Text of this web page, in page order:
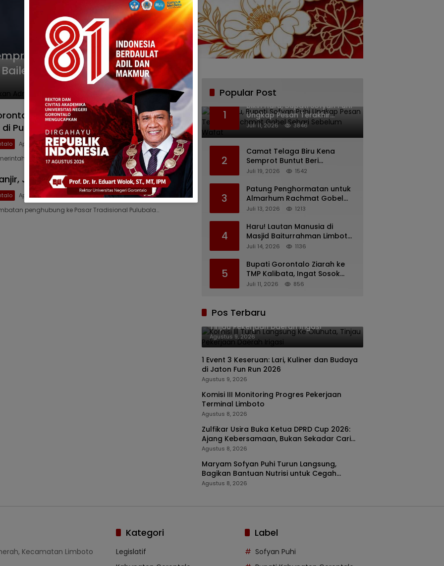
Selesaikan Administrasi
akan Bangun Jembatan
Pulubala
April 15, 2025
Kabupaten (Pemkab) Gorontalo dalam waktu…
Jembatan Pulubala Ambruk
April 14, 2025
penghubung ke Pasar Tradisional Pulubala…
Popular Post
1
Bikin Haru, Bupati Sofyan Puhi
Ungkap Pesan Terakhir
Rachmat Gobel Sehari
Juli 11, 2026 3846
2
Camat Telaga Biru Kena
Semprot Buntut Beri
Pernyataan Soal Gaji CS
Nunggak
Juli 19, 2026 1542
3
Patung Penghormatan untuk
Almarhum Rachmat Gobel
Digagas, Ini Tiga Lokasi yang
Juli 13, 2026 1213
4
Haru! Lautan Manusia di
Masjid Baiturrahman Limboto,
Kirim Doa untuk Almarhum
Juli 14, 2026 1136
5
Bupati Gorontalo Ziarah ke
TMP Kalibata, Ingat Sosok
Rachmat Gobel
Juli 11, 2026 856
Pos Terbaru
Komisi III Turun Langsung Ke Oluhuta,
Tinjau Pekerjaan Daerah Irigasi
Agustus 9, 2026
1 Event 3 Keseruan: Lari, Kuliner dan Budaya
di Jaton Fun Run 2026
Agustus 9, 2026
Komisi III Monitoring Progres Pekerjaan
Terminal Limboto
Agustus 8, 2026
Zulfikar Usira Buka Ketua DPRD Cup 2026:
Ajang Kebersamaan, Bukan Sekadar Cari
Juara
Agustus 8, 2026
Maryam Sofyan Puhi Turun Langsung,
Bagikan Bantuan Nutrisi untuk Cegah
Stunting di Tilango
Agustus 8, 2026
Kecamatan Limboto
Kategori
Legislatif
Label
Sofyan Puhi